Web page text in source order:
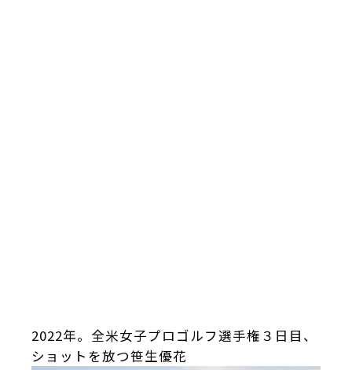
2022年。全米女子プロゴルフ選手権３日目、
ショットを放つ笹生優花